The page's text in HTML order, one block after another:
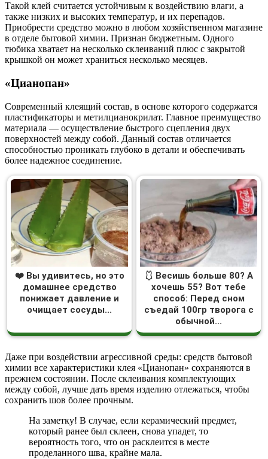
Такой клей считается устойчивым к воздействию влаги, а
также низких и высоких температур, и их перепадов.
Приобрести средство можно в любом хозяйственном магазине
в отделе бытовой химии. Признан бюджетным. Одного
тюбика хватает на несколько склеиваний плюс с закрытой
крышкой он может храниться несколько месяцев.
«Цианопан»
Современный клеящий состав, в основе которого содержатся
пластификаторы и метилцианокрилат. Главное преимущество
материала — осуществление быстрого сцепления двух
поверхностей между собой. Данный состав отличается
способностью проникать глубоко в детали и обеспечивать
более надежное соединение.
❤️ Вы удивитесь, но это
домашнее средство
понижает давление и
очищает сосуды...
🩱 Весишь больше 80? А
хочешь 55? Вот тебе
способ: Перед сном
съедай 100гр творога с
обычной...
Даже при воздействии агрессивной среды: средств бытовой
химии все характеристики клея «Цианопан» сохраняются в
прежнем состоянии. После склеивания комплектующих
между собой, лучше дать время изделию отлежаться, чтобы
сохранить шов более прочным.
На заметку! В случае, если керамический предмет,
который ранее был склеен, снова упадет, то
вероятность того, что он расклеится в месте
проделанного шва, крайне мала.